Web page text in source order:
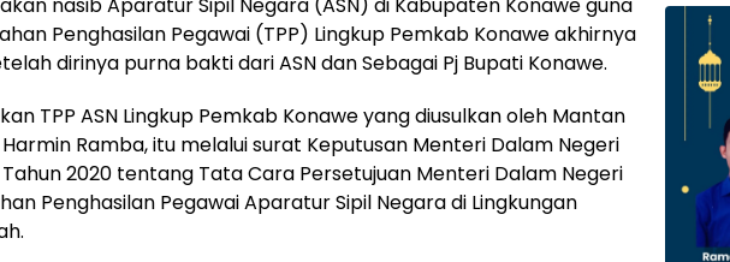
Penghasilan Pegawai (TPP) Lingkup Pemkab Konawe akhirnya
dirinya purna bakti dari ASN dan Sebagai Pj Bupati Konawe.
TPP ASN Lingkup Pemkab Konawe yang diusulkan oleh Mantan
Harmin Ramba, itu melalui surat Keputusan Menteri Dalam Negeri
2020 tentang Tata Cara Persetujuan Menteri Dalam Negeri
Penghasilan Pegawai Aparatur Sipil Negara di Lingkungan